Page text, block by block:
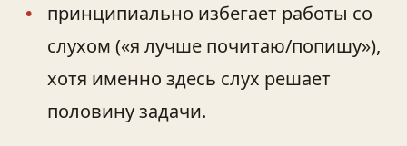
принципиально избегает работы со
слухом («я лучше почитаю/попишу»),
хотя именно здесь слух решает
половину задачи.